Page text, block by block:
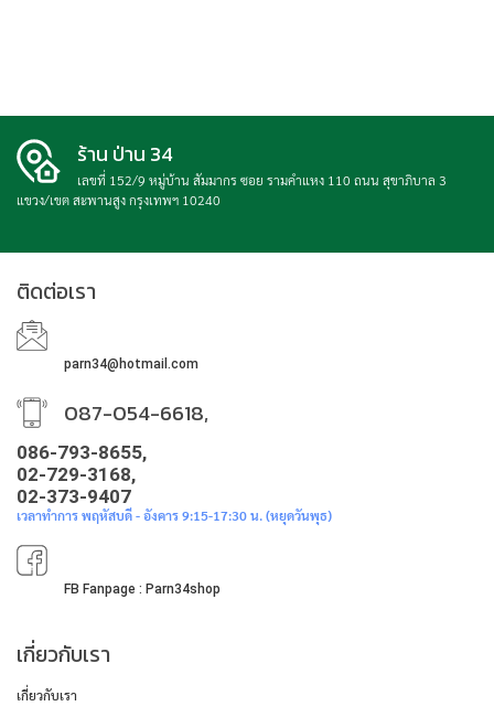
ร้าน ป่าน 34
เลขที่ 152/9 หมู่บ้าน สัมมากร ซอย รามคำแหง 110 ถนน สุขาภิบาล 3
แขวง/เขต สะพานสูง กรุงเทพฯ 10240
ติดต่อเรา
parn34@hotmail.com
087-054-6618,
086-793-8655,
02-729-3168,
02-373-9407
เวลาทำการ พฤหัสบดี - อังคาร 9:15-17:30 น. (หยุดวันพุธ)
FB Fanpage : Parn34shop
เกี่ยวกับเรา
เกี่ยวกับเรา